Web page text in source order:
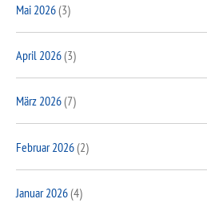
Mai 2026(3)
April 2026(3)
März 2026(7)
Februar 2026(2)
Januar 2026(4)